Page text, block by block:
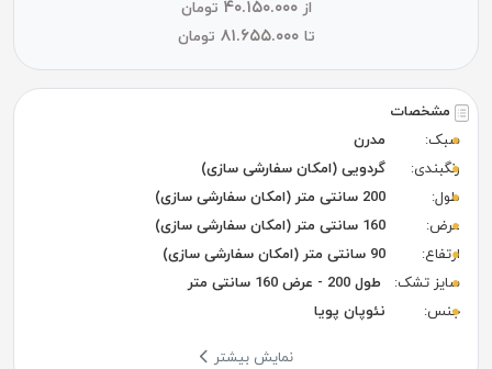
مشخصات
سبک:
مدرن
رنگبندی:
گردویی (امکان سفارشی سازی)
طول:
200 سانتی متر (امکان سفارشی سازی)
عرض:
160 سانتی متر (امکان سفارشی سازی)
ارتفاع:
90 سانتی متر (امکان سفارشی سازی)
سایز تشک:
طول 200 - عرض 160 سانتی متر
جنس:
نئوپان پویا
نمایش بیشتر
از ۴۰.۱۵۰.۰۰۰
تومان
تا ۸۱.۶۵۵.۰۰۰ تومان